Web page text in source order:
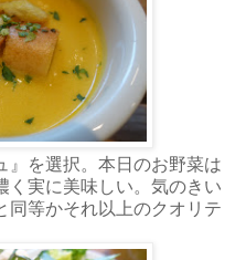
』を選択。本日のお野菜は
く実に美味しい。気のきい
同等かそれ以上のクオリテ